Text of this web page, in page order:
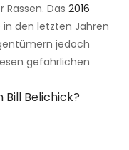
Das 2016
in den letzten Jahren
jedoch
gefährlichen
Belichick?